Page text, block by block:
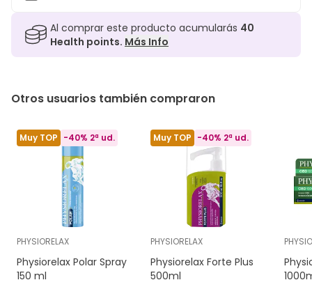
Al comprar este producto acumularás 40
Health points. Más Info
Otros usuarios también compraron
Muy TOP -40% 2ª ud.
PHYSIORELAX
Physiorelax Polar Spray
150 ml
Muy TOP -40% 2ª ud.
PHYSIORELAX
Physiorelax Forte Plus
500ml